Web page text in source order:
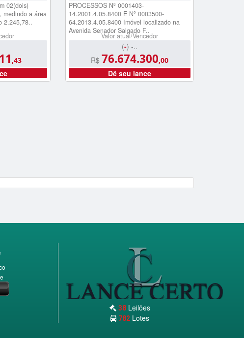
02(dois)
medindo a área
2.245,78..
,43
PROCESSOS Nº 0001403-
14.2001.4.05.8400 E Nº 0003500-
64.2013.4.05.8400 Imóvel localizado na
Avenida Senador Salgado F..
Valor atual/Vencedor
(-) -..
R$ 76.674.300,00
Dê seu lance
38Leilões
782Lotes